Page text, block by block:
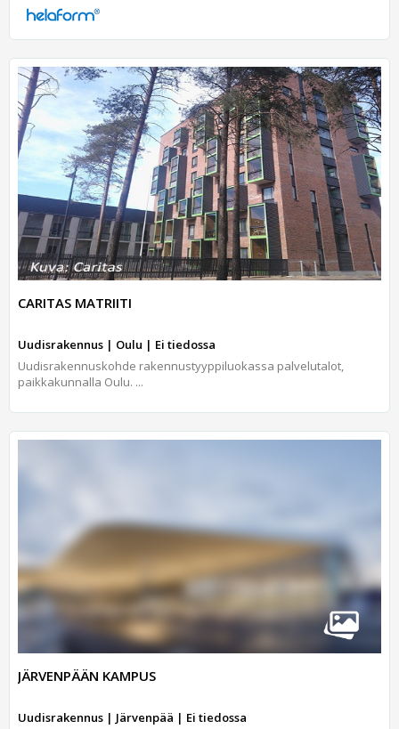
CARITAS MATRIITI
Uudisrakennus | Oulu | Ei tiedossa
Uudisrakennuskohde rakennustyyppiluokassa palvelutalot,
paikkakunnalla Oulu. ...
JÄRVENPÄÄN KAMPUS
Uudisrakennus | Järvenpää | Ei tiedossa